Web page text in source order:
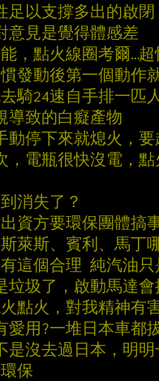
足以支撐多出的啟閉
意見是覺得體感差
，點火線圈考爾…超
發動後第一個動作
騎24速自手排一匹
導致的白癡產物
動停下來就熄火，
，電瓶很快沒電，
消失了？
資方要環保團體搞
萊斯、賓利、馬丁
這個合理 純汽油只
垃圾了，啟動馬達
點火，對我精神有
愛用?一堆日本車都
是沒去過日本，明
保